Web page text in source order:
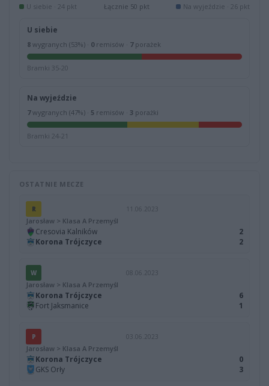
U siebie · 24 pkt Łącznie 50 pkt Na wyjeździe · 26 pkt
U siebie
8 wygranych (53%) · 0remisów · 7porażek
Bramki 35-20
Na wyjeździe
7wygranych (47%) · 5 remisów · 3 porażki
Bramki 24-21
OSTATNIE MECZE
R 11.06.2023
Jarosław > Klasa A Przemyśl
Cresovia Kalników
2
Korona Trójczyce
2
W 08.06.2023
Jarosław > Klasa A Przemyśl
Korona Trójczyce
6
Fort Jaksmanice
1
P 03.06.2023
Jarosław > Klasa A Przemyśl
Korona Trójczyce
0
GKS Orły
3